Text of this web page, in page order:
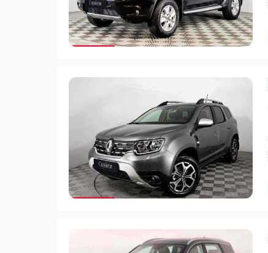
Гарантия 3 года
Гарантия 3 года